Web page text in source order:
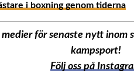
i boxning genom tiderna
för senaste nytt
kampsport!
Följ oss på